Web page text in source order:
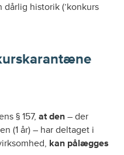
historik (’konkurs
§ 157, at den – der
(1 år) – har deltaget i
kan pålægges